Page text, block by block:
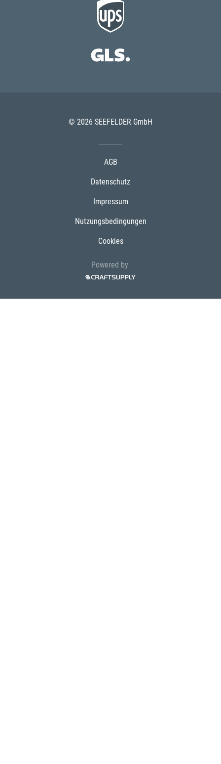
© 2026 SEEFELDER GmbH
AGB
Datenschutz
Impressum
Nutzungsbedingungen
Cookies
Powered by